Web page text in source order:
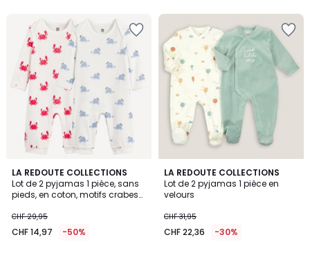
LA REDOUTE COLLECTIONS
Lot de 2 pyjamas 1 pièce, sans
pieds, en coton, motifs crabes
CHF 29,95
CHF 14,97 -50%
2
/
5
LA REDOUTE COLLECTIONS
Lot de 2 pyjamas 1 pièce en
velours
CHF 31,95
CHF 22,36 -30%
4,6
/ 5